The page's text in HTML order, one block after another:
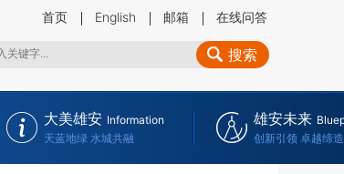
首页 English 邮箱 在线问答
搜索
大美雄安 Information
天蓝地绿 水城共融
雄安未来
创新引领 卓越缔造